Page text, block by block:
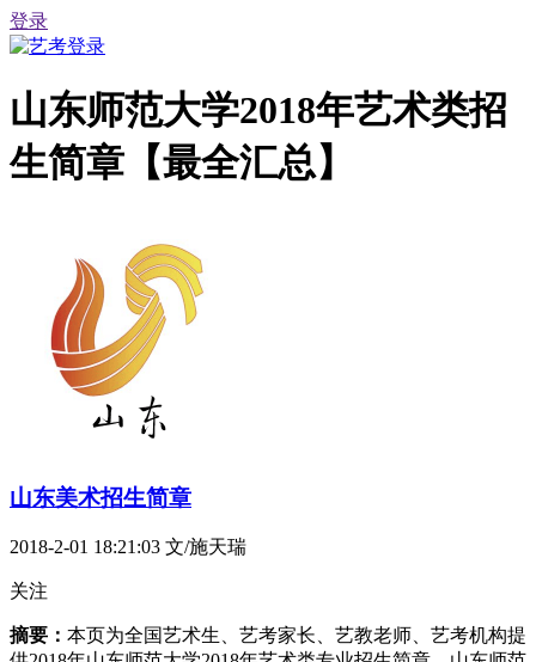
登录
山东师范大学2018年艺术类招
生简章【最全汇总】
山东美术招生简章
2018-2-01 18:21:03 文/施天瑞
关注
摘要： 本页为全国艺术生、艺考家长、艺教老师、艺考机构提